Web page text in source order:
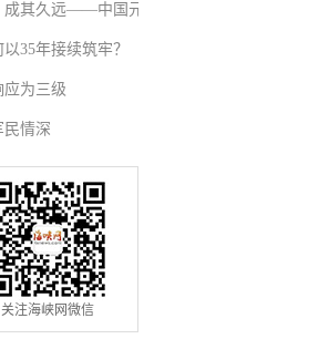
成其久远——中国元
气派
35年接续筑牢？
为三级
民情深
关注海峡网微信